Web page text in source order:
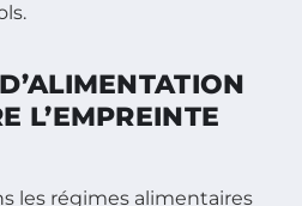
L’EMPREINTE
les régimes alimentaires